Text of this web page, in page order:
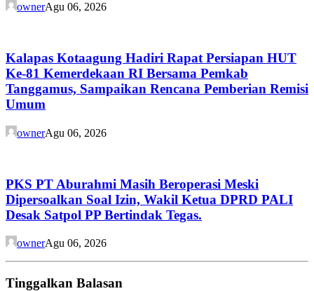
ownerAgu 06, 2026
Kalapas Kotaagung Hadiri Rapat Persiapan HUT
Ke-81 Kemerdekaan RI Bersama Pemkab
Tanggamus, Sampaikan Rencana Pemberian Remisi
Umum
ownerAgu 06, 2026
PKS PT Aburahmi Masih Beroperasi Meski
Dipersoalkan Soal Izin, Wakil Ketua DPRD PALI
Desak Satpol PP Bertindak Tegas.
ownerAgu 06, 2026
Tinggalkan Balasan